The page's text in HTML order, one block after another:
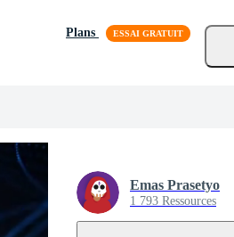
Plans
Emas Prasetyo
1 793 Ressources